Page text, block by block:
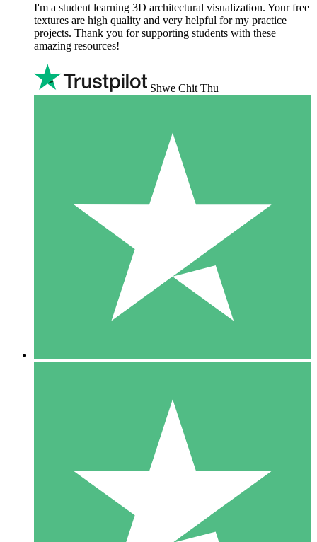
I'm a student learning 3D architectural visualization. Your free
textures are high quality and very helpful for my practice
projects. Thank you for supporting students with these
amazing resources!
Shwe Chit Thu